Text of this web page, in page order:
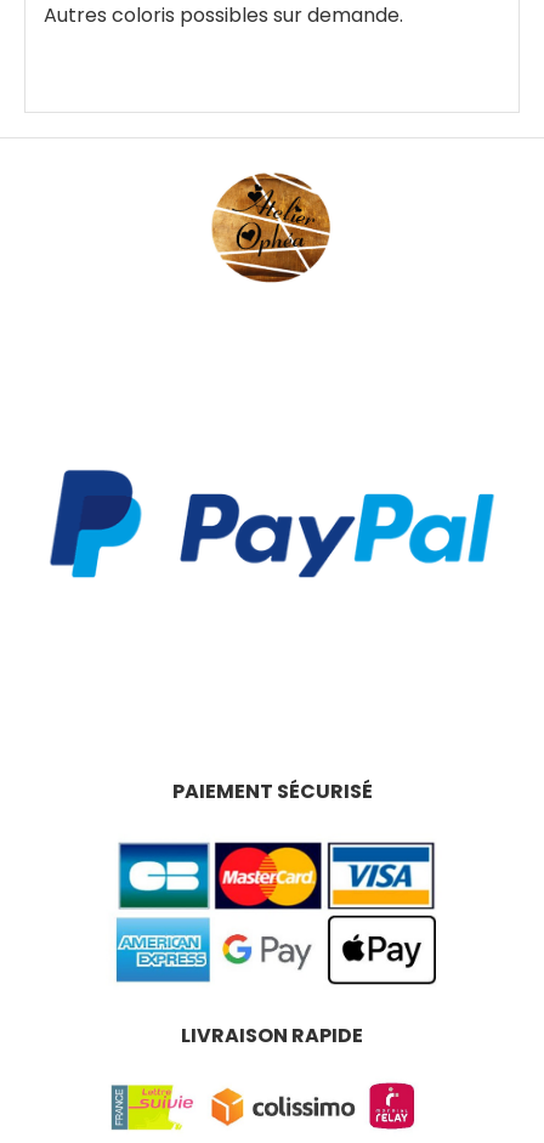
Autres coloris possibles sur demande.
PAIEMENT SÉCURISÉ
LIVRAISON RAPIDE